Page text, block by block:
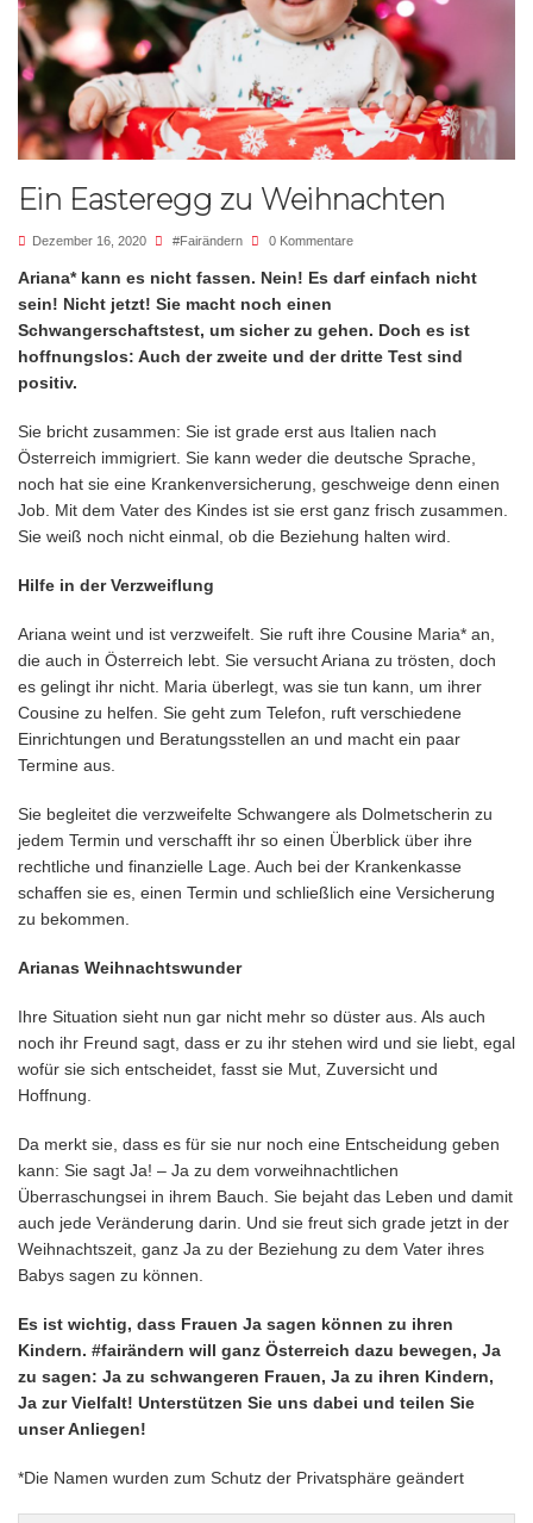
Ein Easteregg zu Weihnachten
Dezember 16, 2020 #fairändern 0 Kommentare
Ariana* kann es nicht fassen. Nein! Es darf einfach nicht
sein! Nicht jetzt! Sie macht noch einen
Schwangerschaftstest, um sicher zu gehen. Doch es ist
hoffnungslos: Auch der zweite und der dritte Test sind
positiv.
Sie bricht zusammen: Sie ist grade erst aus Italien nach
Österreich immigriert. Sie kann weder die deutsche Sprache,
noch hat sie eine Krankenversicherung, geschweige denn einen
Job. Mit dem Vater des Kindes ist sie erst ganz frisch zusammen.
Sie weiß noch nicht einmal, ob die Beziehung halten wird.
Hilfe in der Verzweiflung
Ariana weint und ist verzweifelt. Sie ruft ihre Cousine Maria* an,
die auch in Österreich lebt. Sie versucht Ariana zu trösten, doch
es gelingt ihr nicht. Maria überlegt, was sie tun kann, um ihrer
Cousine zu helfen. Sie geht zum Telefon, ruft verschiedene
Einrichtungen und Beratungsstellen an und macht ein paar
Termine aus.
Sie begleitet die verzweifelte Schwangere als Dolmetscherin zu
jedem Termin und verschafft ihr so einen Überblick über ihre
rechtliche und finanzielle Lage. Auch bei der Krankenkasse
schaffen sie es, einen Termin und schließlich eine Versicherung
zu bekommen.
Arianas Weihnachtswunder
Ihre Situation sieht nun gar nicht mehr so düster aus. Als auch
noch ihr Freund sagt, dass er zu ihr stehen wird und sie liebt, egal
wofür sie sich entscheidet, fasst sie Mut, Zuversicht und
Hoffnung.
Da merkt sie, dass es für sie nur noch eine Entscheidung geben
kann: Sie sagt Ja! – Ja zu dem vorweihnachtlichen
Überraschungsei in ihrem Bauch. Sie bejaht das Leben und damit
auch jede Veränderung darin. Und sie freut sich grade jetzt in der
Weihnachtszeit, ganz Ja zu der Beziehung zu dem Vater ihres
Babys sagen zu können.
Es ist wichtig, dass Frauen Ja sagen können zu ihren
Kindern. #fairändern will ganz Österreich dazu bewegen, Ja
zu sagen: Ja zu schwangeren Frauen, Ja zu ihren Kindern,
Ja zur Vielfalt! Unterstützen Sie uns dabei und teilen Sie
unser Anliegen!
*Die Namen wurden zum Schutz der Privatsphäre geändert